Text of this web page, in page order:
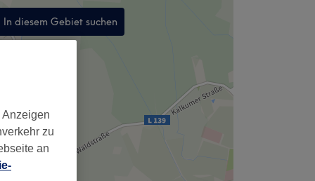
In diesem Gebiet suchen
,
zu
an